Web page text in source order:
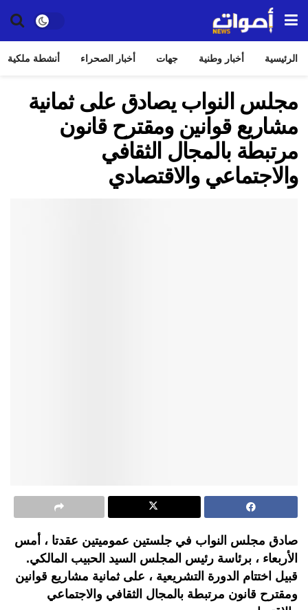
الرئيسية أخبار وطنية جهات أخبار الصحراء أنشطة ملكية
مجلس النواب يصادق على ثمانية
مشاريع قوانين ومقترح قانون
مرتبطة بالمجال الثقافي
والاجتماعي والاقتصادي
صادق مجلس النواب في جلستين عموميتين عقدتا ، أمس
الأربعاء ، برئاسة رئيس المجلس السيد الحبيب المالكي.
قبيل اختتام الدورة التشريعية ، على ثمانية مشاريع قوانين
ومقترح قانون مرتبطة بالمجال الثقافي والاجتماعي